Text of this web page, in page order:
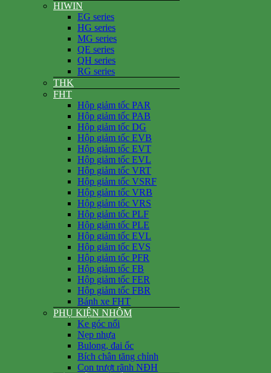
HIWIN
EG series
HG series
MG series
QE series
QH series
RG series
THK
FHT
Hộp giảm tốc PAR
Hộp giảm tốc PAB
Hộp giảm tốc DG
Hộp giảm tốc EVB
Hộp giảm tốc EVT
Hộp giảm tốc EVL
Hộp giảm tốc VRT
Hộp giảm tốc VSRF
Hộp giảm tốc VRB
Hộp giảm tốc VRS
Hộp giảm tốc PLF
Hộp giảm tốc PLE
Hộp giảm tốc EVL
Hộp giảm tốc EVS
Hộp giảm tốc PFR
Hộp giảm tốc FB
Hộp giảm tốc FER
Hộp giảm tốc FBR
Bánh xe FHT
PHỤ KIỆN NHÔM
Ke góc nổi
Nẹp nhựa
Bulong, đai ốc
Bích chân tăng chỉnh
Con trượt rãnh NĐH